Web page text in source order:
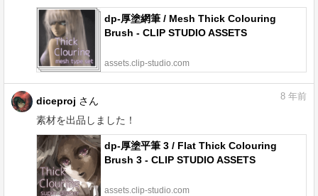
dp-厚塗網筆 / Mesh Thick Colouring
Brush - CLIP STUDIO ASSETS
assets.clip-studio.com
diceproj さん
素材を出品しました！
8 年前
dp-厚塗平筆 3 / Flat Thick Colouring
Brush 3 - CLIP STUDIO ASSETS
assets.clip-studio.com